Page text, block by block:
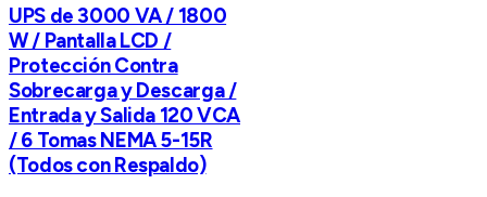
UPS de 3000 VA / 1800
W / Pantalla LCD /
Protección Contra
Sobrecarga y Descarga /
Entrada y Salida 120 VCA
/ 6 Tomas NEMA 5-15R
(Todos con Respaldo)